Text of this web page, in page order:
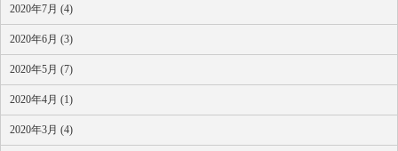
2020年7月 (4)
2020年6月 (3)
2020年5月 (7)
2020年4月 (1)
2020年3月 (4)